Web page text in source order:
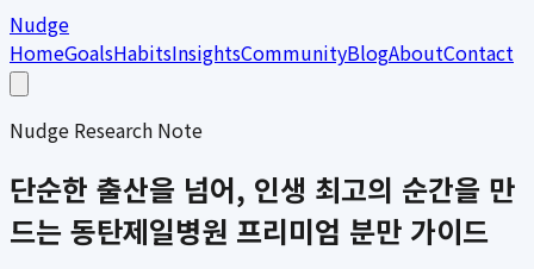
Nudge
HomeGoalsHabitsInsightsCommunityBlogAboutContact
Nudge Research Note
단순한 출산을 넘어, 인생 최고의 순간을 만
드는 동탄제일병원 프리미엄 분만 가이드